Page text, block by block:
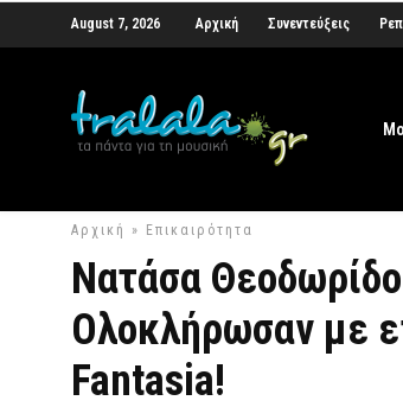
August 7, 2026 Αρχική Συνεντεύξεις
Αρχική » Επικαιρότητα
Νατάσα
Ολοκλήρωσαν με
Fantasia!